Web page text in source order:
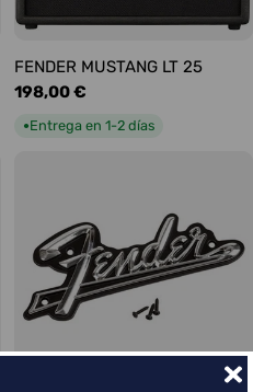
FENDER MUSTANG LT 25
Precio
habitual
198,00 €
●Entrega en 1-2 días